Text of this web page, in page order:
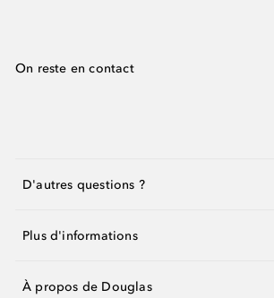
On reste en contact
D'autres questions ?
Plus d'informations
À propos de Douglas